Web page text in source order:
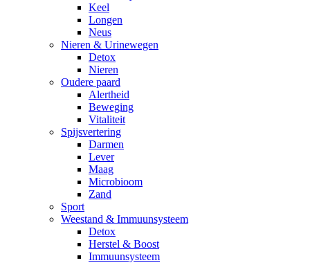
Keel
Longen
Neus
Nieren & Urinewegen
Detox
Nieren
Oudere paard
Alertheid
Beweging
Vitaliteit
Spijsvertering
Darmen
Lever
Maag
Microbioom
Zand
Sport
Weestand & Immuunsysteem
Detox
Herstel & Boost
Immuunsysteem